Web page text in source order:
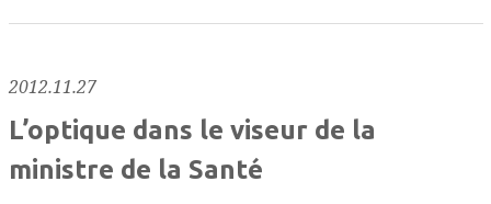
2012.11.27
L’optique dans le viseur de la
ministre de la Santé